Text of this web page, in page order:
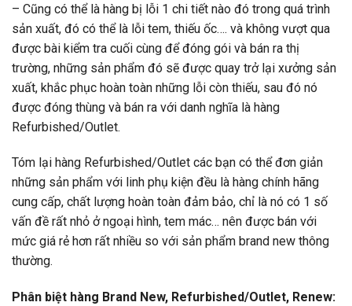
– Cũng có thể là hàng bị lỗi 1 chi tiết nào đó trong quá trình
sản xuất, đó có thể là lỗi tem, thiếu ốc…. và không vượt qua
được bài kiểm tra cuối cùng để đóng gói và bán ra thị
trường, những sản phẩm đó sẽ được quay trở lại xưởng sản
xuất, khắc phục hoàn toàn những lỗi còn thiếu, sau đó nó
được đóng thùng và bán ra với danh nghĩa là hàng
Refurbished/Outlet.
Tóm lại hàng Refurbished/Outlet các bạn có thể đơn giản
những sản phẩm với linh phụ kiện đều là hàng chính hãng
cung cấp, chất lượng hoàn toàn đảm bảo, chỉ là nó có 1 số
vấn đề rất nhỏ ở ngoại hình, tem mác… nên được bán với
mức giá rẻ hơn rất nhiều so với sản phẩm brand new thông
thường.
Phân biệt hàng Brand New, Refurbished/Outlet, Renew: